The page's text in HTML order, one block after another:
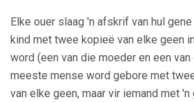
Elke ouer slaag 'n afskrif van hul
kind met twee kopieë van elke geen
word (een van die moeder en een van
meeste mense word gebore met
van elke geen, maar vir iemand met